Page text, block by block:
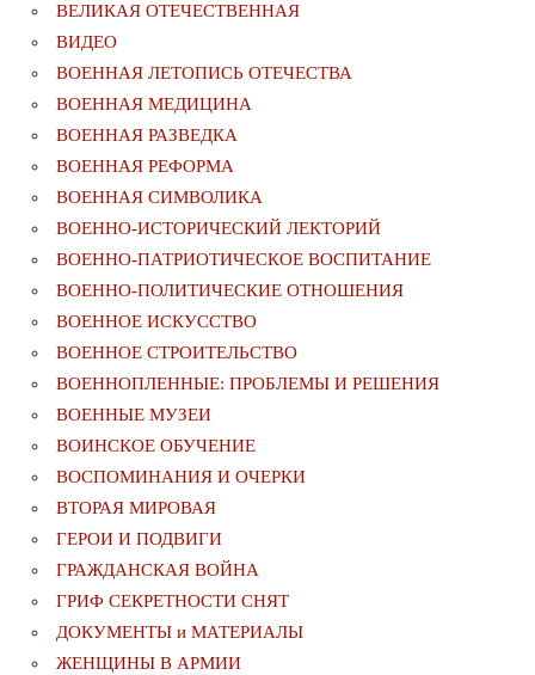
ВЕЛИКАЯ ОТЕЧЕСТВЕННАЯ
ВИДЕО
ВОЕННАЯ ЛЕТОПИСЬ ОТЕЧЕСТВА
ВОЕННАЯ МЕДИЦИНА
ВОЕННАЯ РАЗВЕДКА
ВОЕННАЯ РЕФОРМА
ВОЕННАЯ СИМВОЛИКА
ВОЕННО-ИСТОРИЧЕСКИЙ ЛЕКТОРИЙ
ВОЕННО-ПАТРИОТИЧЕСКОЕ ВОСПИТАНИЕ
ВОЕННО-ПОЛИТИЧЕСКИE ОТНОШЕНИЯ
ВОЕННОЕ ИСКУССТВО
ВОЕННОЕ СТРОИТЕЛЬСТВО
ВОЕННОПЛЕННЫЕ: ПРОБЛЕМЫ И РЕШЕНИЯ
ВОЕННЫЕ МУЗЕИ
ВОИНСКОЕ ОБУЧЕНИЕ
ВОСПОМИНАНИЯ И ОЧЕРКИ
ВТОРАЯ МИРОВАЯ
ГЕРОИ И ПОДВИГИ
ГРАЖДАНСКАЯ ВОЙНА
ГРИФ СЕКРЕТНОСТИ СНЯТ
ДОКУМЕНТЫ и МАТЕРИАЛЫ
ЖЕНЩИНЫ В АРМИИ